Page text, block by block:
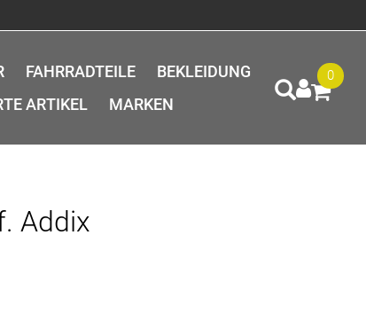
FAHRRADTEILE
BEKLEIDUNG
ARTIKEL MARKEN
0
Addix